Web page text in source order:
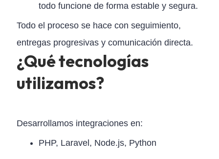
todo funcione de forma estable y segura.
Todo el proceso se hace con seguimiento,
entregas progresivas y comunicación directa.
¿Qué tecnologías
utilizamos?
Desarrollamos integraciones en:
PHP, Laravel, Node.js, Python